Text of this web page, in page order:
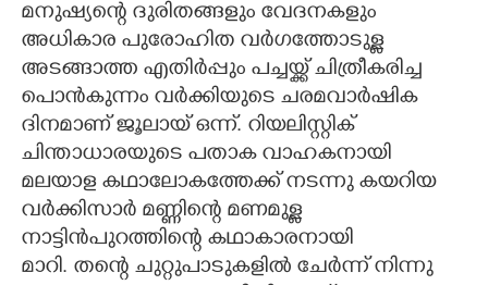
മനുഷ്യന്റെ ദുരിതങ്ങളും വേദനകളും
അധികാര പുരോഹിത വർഗത്തോടുള്ള
അടങ്ങാത്ത എതിർപ്പും പച്ചയ്ക്ക് ചിത്രീകരിച്ച
പൊൻകുന്നം വർക്കിയുടെ ചരമവാർഷിക
ദിനമാണ് ജൂലായ് ഒന്ന്. റിയലിസ്റ്റിക്
ചിന്താധാരയുടെ പതാക വാഹകനായി
മലയാള കഥാലോകത്തേക്ക് നടന്നു കയറിയ
വർക്കിസാർ മണ്ണിന്റെ മണമുള്ള
നാട്ടിൻപുറത്തിന്റെ കഥാകാരനായി
മാറി. തന്റെ ചുറ്റുപാടുകളിൽ ചേർന്ന് നിന്നു